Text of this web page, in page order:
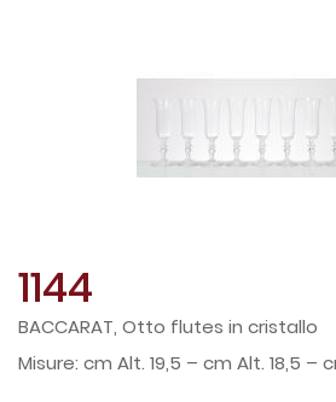
1144
BACCARAT, Otto flutes in cristallo
cm Alt. 19,5 – cm Alt. 18,5 –